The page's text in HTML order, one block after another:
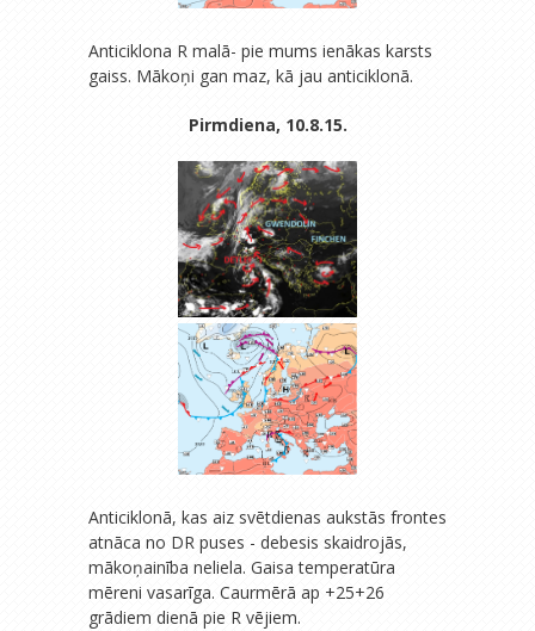
Anticiklona R malā- pie mums ienākas karsts
gaiss. Mākoņi gan maz, kā jau anticiklonā.
Pirmdiena, 10.8.15.
Anticiklonā, kas aiz svētdienas aukstās frontes
atnāca no DR puses - debesis skaidrojās,
mākoņainība neliela. Gaisa temperatūra
mēreni vasarīga. Caurmērā ap +25+26
grādiem dienā pie R vējiem.